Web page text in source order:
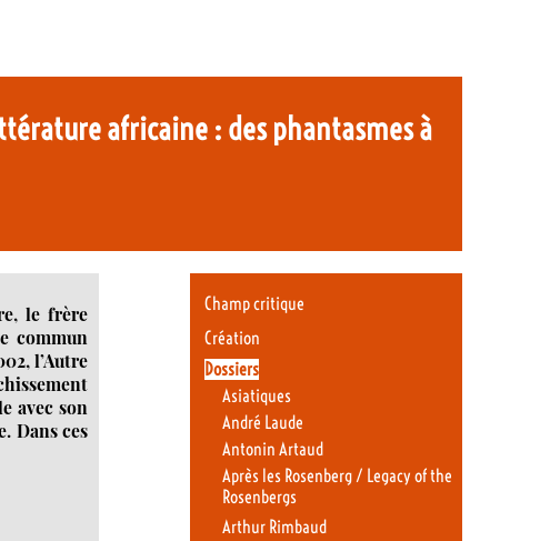
africaine : des phantasmes à
le frère
commun
l’Autre
avec son
Dans ces
Champ critique
Création
Dossiers
Asiatiques
André Laude
Antonin Artaud
Après les Rosenberg / Legacy of the
Rosenbergs
Arthur Rimbaud